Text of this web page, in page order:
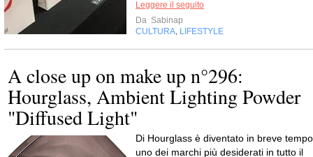
Leggere il seguito
Da Sabinap
CULTURA LIFESTYLE
A close up on make up n°296:
Hourglass, Ambient Lighting Powder
"Diffused Light"
Di Hourglass è diventato in breve tempo
uno dei marchi più desiderati in tutto il